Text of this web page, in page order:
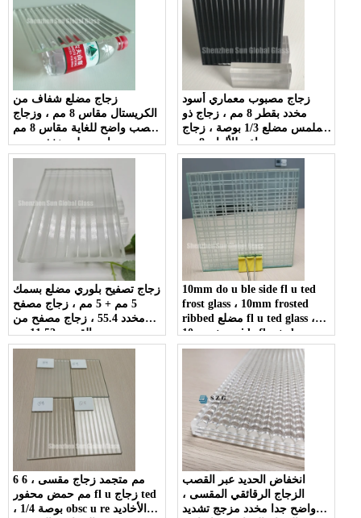
زجاج مضلع شفاف من
الكريستال مقاس 8 مم ، وزجاج
قصب واضح للغاية مقاس 8 مم
، وزجاج مضلع منخفض من
الحديد مقاس 1/3 بوصة
زجاج مصبوب معماري أسود
مخدد بقطر 8 مم ، زجاج ذو
ملمس مضلع 1/3 بوصة ، زجاج
محزز داعم للألوان 8 مم
زجاج تصفيح بلوري مضلع بسمك
5 مم + 5 مم ، زجاج مصفح
مخدد 55.4 ، زجاج مصفح من
القصب 11.52 مم
10mm do u ble side fl u ted
frost glass ، 10mm frosted
ribbed مضلع fl u ted glass ،
10mm two side fl u ted
Reeded glass لتقسيم المرحاض
6 مم متجمد زجاج مقسى ، 6
مم حمض محفور fl u زجاج ted
، 1/4 بوصة obsc u re الأخاديد
انخفاض الحديد عبر القصب
الزجاج الرقائقي المقسى ،
واضح جدا مخدد مزجج تشديد